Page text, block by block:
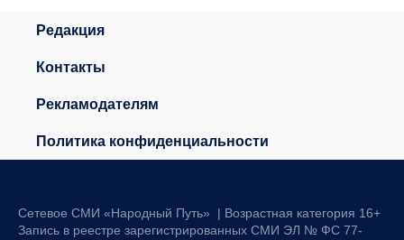
Редакция
Контакты
Рекламодателям
Политика конфиденциальности
Сетевое СМИ «Народный Путь» | Возрастная категория 16+
Запись в реестре зарегистрированных СМИ ЭЛ № ФС 77-